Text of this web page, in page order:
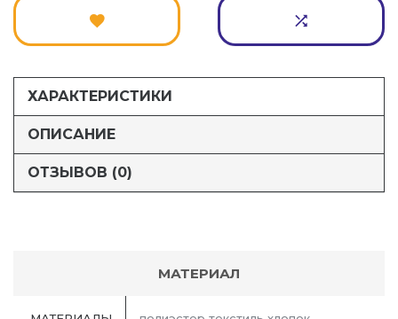
ХАРАКТЕРИСТИКИ
ОПИСАНИЕ
ОТЗЫВОВ (0)
МАТЕРИАЛ